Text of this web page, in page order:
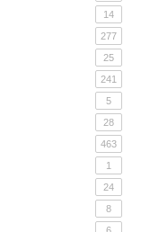
14
277
25
241
5
28
463
1
24
8